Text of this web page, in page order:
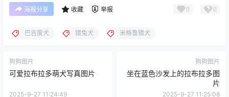
海报分享 收藏 举报 0 0
巴吉度犬 猎兔犬 米格鲁猎犬
狗狗图片
可爱拉布拉多萌犬写真图片
2025-9-27 11:24:49
狗狗图片
坐在蓝色沙发上的拉布拉多图
片
2025-9-27 11:25:08